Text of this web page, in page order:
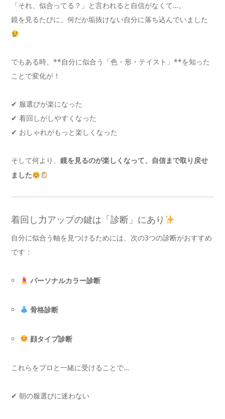
「それ、似合ってる？」と言われると自信がなくて…。
鏡を見るたびに、何だか垢抜けない自分に落ち込んでいました
でもある時、**自分に似合う「色・形・テイスト」**を知った
ことで変化が！
✔ 服選びが楽になった
✔ 着回しがしやすくなった
✔ おしゃれがもっと楽しくなった
そして何より、
鏡を見るのが楽しくなって、自信まで取り戻せ
ました
着回し力アップの鍵は「診断」にあり
自分に似合う軸を見つけるためには、次の3つの診断がおすすめ
です：
パーソナルカラー診断
骨格診断
顔タイプ診断
これらをプロと一緒に受けることで…
✔ 朝の服選びに迷わない